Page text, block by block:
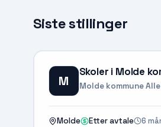
Siste stillinger
M
Skoler i Molde
Molde kommune
Molde Etter avtale 6